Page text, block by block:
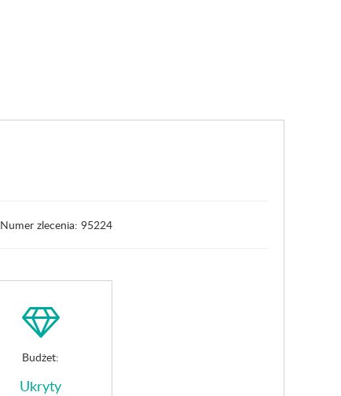
Numer zlecenia: 95224
Budżet:
Ukryty